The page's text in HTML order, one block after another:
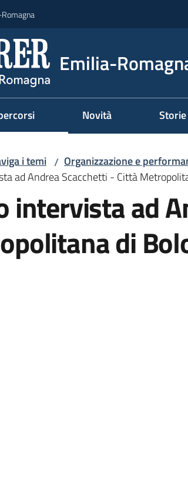
Emilia-
Novità
i temi / Organizzazione e
ad Andrea Scacchetti - Città
intervista ad
di